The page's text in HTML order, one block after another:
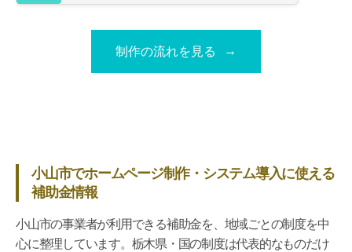
制作の流れを見る
小山市でホームページ制作・システム導入に使える
補助金情報
小山市の事業者が利用できる補助金を、地域ごとの制度を中
心に整理しています。栃木県・国の制度は代表的なものだけ